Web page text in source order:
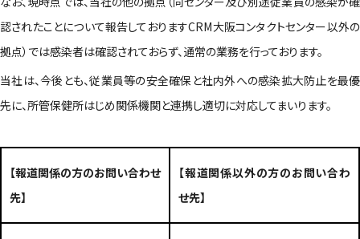
認されたことについて報告しておりますCRM大阪コンタクトセンター以外の
拠点）では感染者は確認されておらず、通常の業務を行っております。
当社は、今後とも、従業員等の安全確保と社内外への感染拡大防止を最優
先に、所管保健所はじめ関係機関と連携し適切に対応してまいります。
【報道関係の方のお問い合わせ
先】
【報道関係以外の方のお問い合わ
せ先】